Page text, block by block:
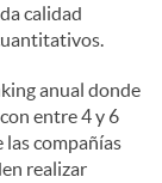
calidad
anual donde
entre 4 y 6
las compañías
realizar